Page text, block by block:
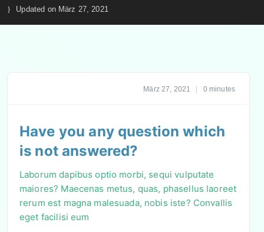
Updated on März 27, 2021
März 27, 2021 0 minutes
Have you any question which
is not answered?
Laborum dapibus optio morbi, sequi vulputate
maiores? Maecenas metus, quas, phasellus laoreet
rerum est magna malesuada, nobis iste? Convallis
eget facilisi eum